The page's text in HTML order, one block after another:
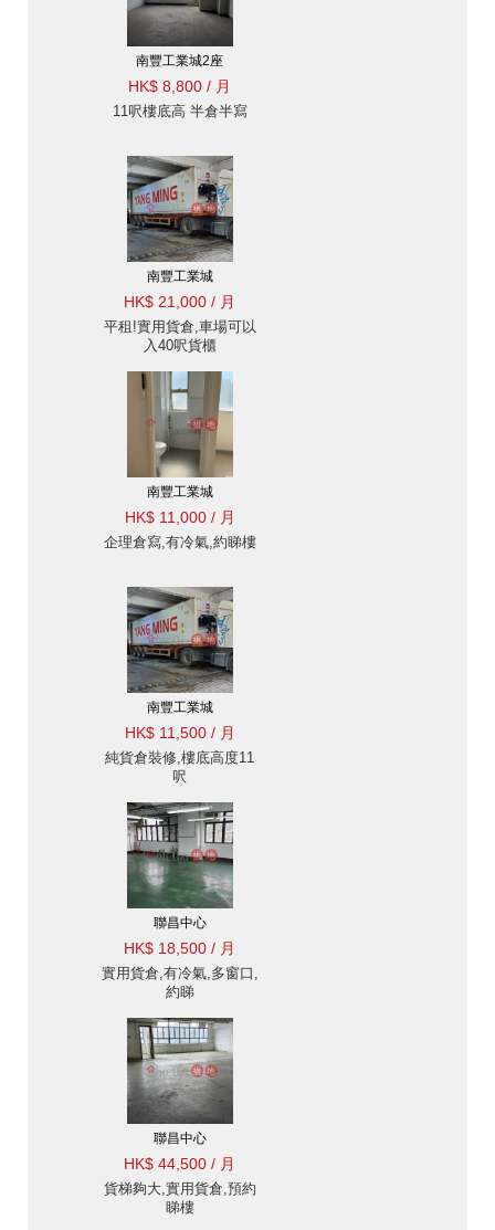
南豐工業城2座
HK$ 8,800 / 月
11呎樓底高 半倉半寫
南豐工業城
HK$ 21,000 / 月
平租!實用貨倉,車場可以
入40呎貨櫃
南豐工業城
HK$ 11,000 / 月
企理倉寫,有冷氣,約睇樓
南豐工業城
HK$ 11,500 / 月
純貨倉裝修,樓底高度11
呎
聯昌中心
HK$ 18,500 / 月
實用貨倉,有冷氣,多窗口,
約睇
聯昌中心
HK$ 44,500 / 月
貨梯夠大,實用貨倉,預約
睇樓